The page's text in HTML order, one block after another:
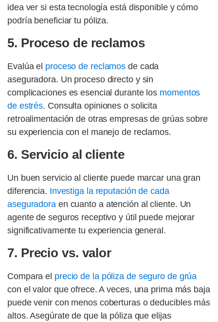
idea ver si esta tecnología está disponible y cómo
podría beneficiar tu póliza.
5. Proceso de reclamos
Evalúa el proceso de reclamos de cada
aseguradora. Un proceso directo y sin
complicaciones es esencial durante los momentos
de estrés. Consulta opiniones o solicita
retroalimentación de otras empresas de grúas sobre
su experiencia con el manejo de reclamos.
6. Servicio al cliente
Un buen servicio al cliente puede marcar una gran
diferencia. Investiga la reputación de cada
aseguradoraen cuanto a atención al cliente. Un
agente de seguros receptivo y útil puede mejorar
significativamente tu experiencia general.
7. Precio vs. valor
Compara el precio de la póliza de seguro de grúa
con el valor que ofrece. A veces, una prima más baja
puede venir con menos coberturas o deducibles más
altos. Asegúrate de que la póliza que elijas